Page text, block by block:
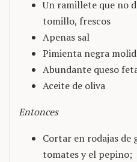
Un ramillete que no
tomillo, frescos
Apenas sal
Pimienta negra
Abundante queso
Aceite de oliva
Entonces
Cortar en rodajas de
tomates y el pepino;